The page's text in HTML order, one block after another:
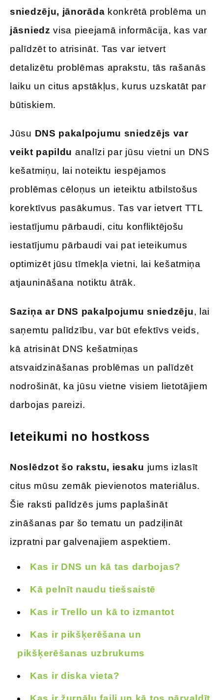
sniedzēju, jānorāda konkrētā problēma un
jāsniedz visa pieejamā informācija, kas var
palīdzēt to atrisināt. Tas var ietvert
detalizētu problēmas aprakstu, tās rašanās
laiku un citus apstākļus, kurus uzskatāt par
būtiskiem.
Jūsu DNS pakalpojumu sniedzējs var
veikt papildu analīzi par jūsu vietni un DNS
kešatmiņu, lai noteiktu iespējamos
problēmas cēloņus un ieteiktu atbilstošus
korektīvus pasākumus. Tas var ietvert TTL
iestatījumu pārbaudi, citu konfliktējošu
iestatījumu pārbaudi vai pat ieteikumus
optimizēt jūsu tīmekļa vietni, lai kešatmiņa
atjaunināšana notiktu ātrāk.
Saziņa ar DNS pakalpojumu sniedzēju, lai
saņemtu palīdzību, var būt efektīvs veids,
kā atrisināt DNS kešatmiņas
atsvaidzināšanas problēmas un palīdzēt
nodrošināt, ka jūsu vietne visiem lietotājiem
darbojas pareizi.
Ieteikumi no hostkoss
Noslēdzot šo rakstu, iesaku jums izlasīt
citus mūsu zemāk pievienotos materiālus.
Šie raksti palīdzēs jums paplašināt
zināšanas par šo tematu un padziļināt
izpratni par galvenajiem aspektiem.
Kas ir DNS un kā tas darbojas?
Kā pelnīt naudu tiešsaistē
Kas ir Trello un kā to izmantot
Kas ir pikšķerēšana un
pikšķerēšanas uzbrukums
Kas ir diska vieta?